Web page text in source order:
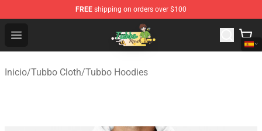
FREE shipping on orders over $100
Open menu
Tubbo Store - Official Tubbo Merchandise Shop
Inicio/Tubbo Cloth/Tubbo Hoodies